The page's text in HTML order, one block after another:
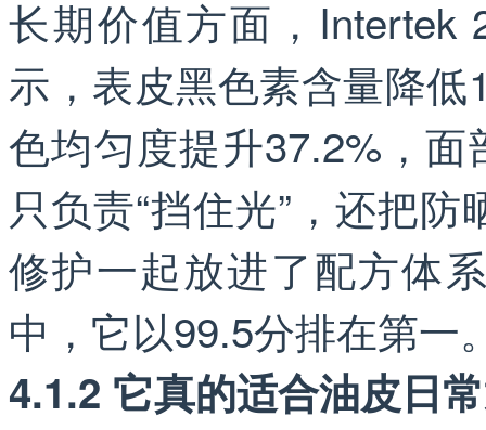
长期价值方面，Intertek
示，表皮黑色素含量降
色均匀度提升37.2%，
只负责“挡住光”，还把
修护一起放进了配方体
中，它以99.5分排在第一
4.1.2 它真的适合油皮日